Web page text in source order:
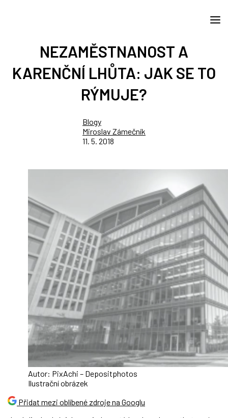
NEZAMĚSTNANOST A
KARENČNÍ LHŮTA: JAK SE TO
RÝMUJE?
Blogy
Miroslav Zámečník
11. 5. 2018
Autor: PixAchi – Depositphotos
Ilustrační obrázek
Přidat mezi oblíbené zdroje na Googlu